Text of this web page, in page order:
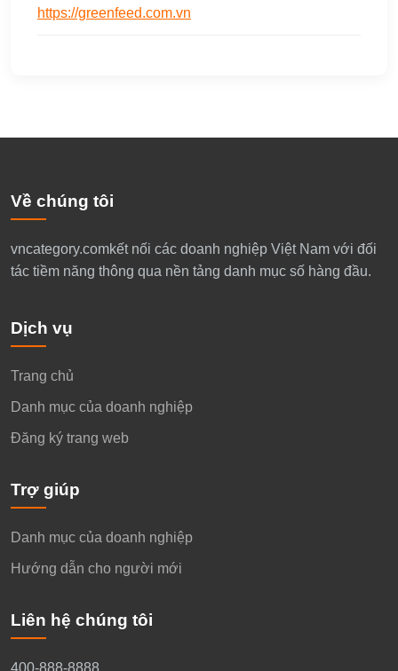
https://greenfeed.com.vn
Về chúng tôi
​vncategory.comkết nối các doanh nghiệp Việt Nam với đối
tác tiềm năng thông qua nền tảng danh mục số hàng đầu.​​
Dịch vụ
Trang chủ
Danh mục của doanh nghiệp
Đăng ký trang web
Trợ giúp
Danh mục của doanh nghiệp
Hướng dẫn cho người mới
Liên hệ chúng tôi
400-888-8888